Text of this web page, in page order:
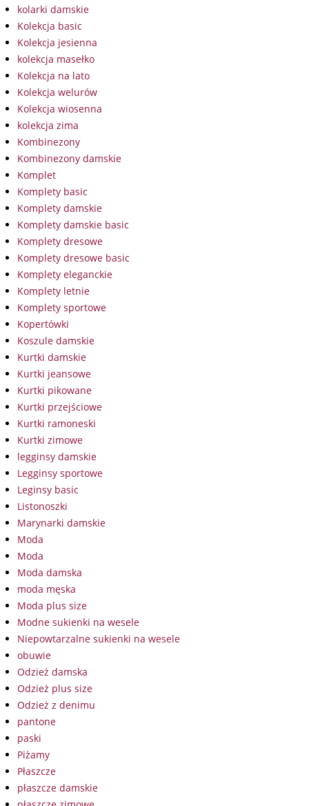
kolarki damskie
Kolekcja basic
Kolekcja jesienna
kolekcja masełko
Kolekcja na lato
Kolekcja welurów
Kolekcja wiosenna
kolekcja zima
Kombinezony
Kombinezony damskie
Komplet
Komplety basic
Komplety damskie
Komplety damskie basic
Komplety dresowe
Komplety dresowe basic
Komplety eleganckie
Komplety letnie
Komplety sportowe
Kopertówki
Koszule damskie
Kurtki damskie
Kurtki jeansowe
Kurtki pikowane
Kurtki przejściowe
Kurtki ramoneski
Kurtki zimowe
legginsy damskie
Legginsy sportowe
Leginsy basic
Listonoszki
Marynarki damskie
Moda
Moda
Moda damska
moda męska
Moda plus size
Modne sukienki na wesele
Niepowtarzalne sukienki na wesele
obuwie
Odzież damska
Odzież plus size
Odzież z denimu
pantone
paski
Piżamy
Płaszcze
płaszcze damskie